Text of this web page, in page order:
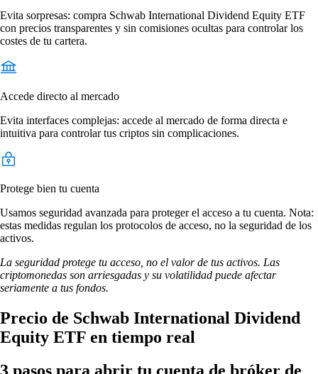
Evita sorpresas: compra Schwab International Dividend Equity ETF
con precios transparentes y sin comisiones ocultas para controlar los
costes de tu cartera.
Accede directo al mercado
Evita interfaces complejas: accede al mercado de forma directa e
intuitiva para controlar tus criptos sin complicaciones.
Protege bien tu cuenta
Usamos seguridad avanzada para proteger el acceso a tu cuenta. Nota:
estas medidas regulan los protocolos de acceso, no la seguridad de los
activos.
La seguridad protege tu acceso, no el valor de tus activos. Las
criptomonedas son arriesgadas y su volatilidad puede afectar
seriamente a tus fondos.
Precio de Schwab International Dividend
Equity ETF en tiempo real
3 pasos para abrir tu cuenta de bróker de